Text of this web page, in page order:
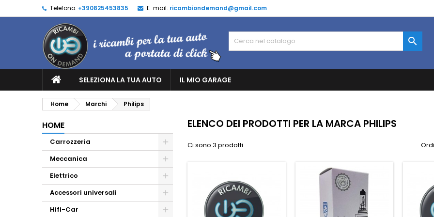
Telefono: +390825453835 E-mail: ricambiondemand@gmail.com

SELEZIONA LA TUA AUTO IL MIO GARAGE
Home Marchi Philips
HOME
Carrozzeria
Meccanica
Elettrico
Accessori universali
Hifi-Car
ELENCO DEI PRODOTTI PER LA MARCA PHILIPS
Ci sono 3 prodotti.